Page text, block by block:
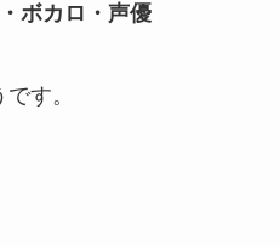
ボカロ・声優
す。